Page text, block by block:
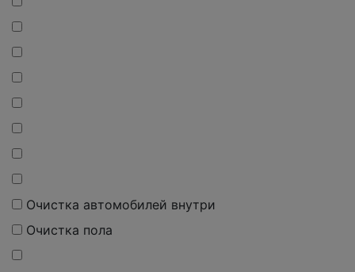
Очистка автомобилей внутри
Очистка пола